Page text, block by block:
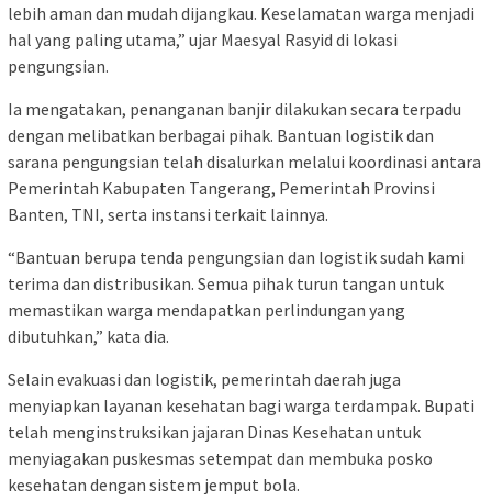
lebih aman dan mudah dijangkau. Keselamatan warga menjadi
hal yang paling utama,” ujar Maesyal Rasyid di lokasi
pengungsian.
Ia mengatakan, penanganan banjir dilakukan secara terpadu
dengan melibatkan berbagai pihak. Bantuan logistik dan
sarana pengungsian telah disalurkan melalui koordinasi antara
Pemerintah Kabupaten Tangerang, Pemerintah Provinsi
Banten, TNI, serta instansi terkait lainnya.
“Bantuan berupa tenda pengungsian dan logistik sudah kami
terima dan distribusikan. Semua pihak turun tangan untuk
memastikan warga mendapatkan perlindungan yang
dibutuhkan,” kata dia.
Selain evakuasi dan logistik, pemerintah daerah juga
menyiapkan layanan kesehatan bagi warga terdampak. Bupati
telah menginstruksikan jajaran Dinas Kesehatan untuk
menyiagakan puskesmas setempat dan membuka posko
kesehatan dengan sistem jemput bola.